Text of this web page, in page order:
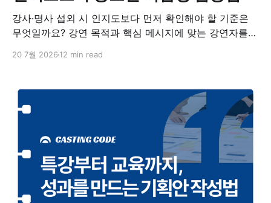
강사·명사 섭외 시 인지도보다 먼저 확인해야 할 기준은
무엇일까요? 강연 목적과 핵심 메시지에 맞는 강연자를
했습니다.
20 7월 2026 12 min read